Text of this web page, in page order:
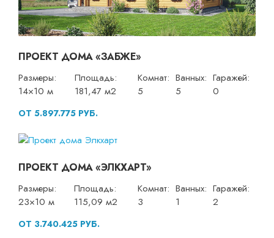
ПРОЕКТ ДОМА «ЗАБЖЕ»
Размеры:
14×10 м
Площадь:
181,47 м2
Комнат:
5
Ванных:
5
Гаражей:
0
ОТ 5.897.775 РУБ.
ПРОЕКТ ДОМА «ЭЛКХАРТ»
Размеры:
23×10 м
Площадь:
115,09 м2
Комнат:
3
Ванных:
1
Гаражей:
2
ОТ 3.740.425 РУБ.